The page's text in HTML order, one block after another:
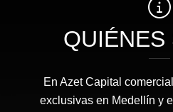
QUIÉNES
En Azet Capital
exclusivas en Medellín y